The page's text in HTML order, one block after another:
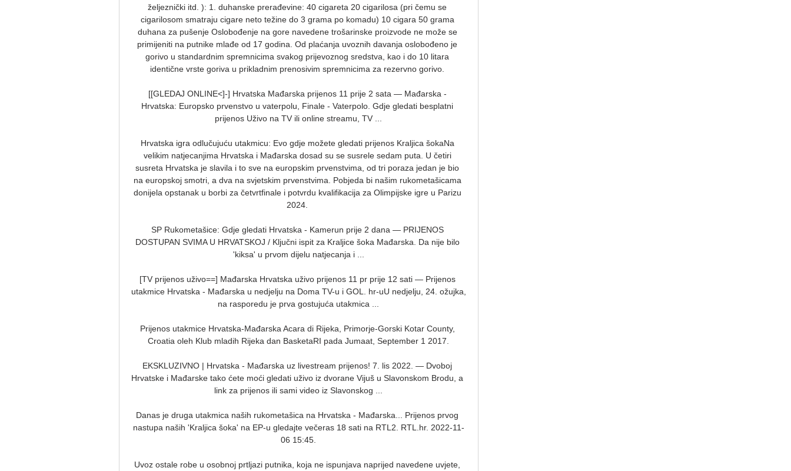
željeznički itd. ): 1. duhanske prerađevine: 40 cigareta 20 cigarilosa (pri čemu se
cigarilosom smatraju cigare neto težine do 3 grama po komadu) 10 cigara 50 grama
duhana za pušenje Oslobođenje na gore navedene trošarinske proizvode ne može se
primijeniti na putnike mlađe od 17 godina. Od plaćanja uvoznih davanja oslobođeno je
gorivo u standardnim spremnicima svakog prijevoznog sredstva, kao i do 10 litara
identične vrste goriva u prikladnim prenosivim spremnicima za rezervno gorivo.
[[GLEDAJ ONLINE<]-] Hrvatska Mađarska prijenos 11 prije 2 sata — Mađarska -
Hrvatska: Europsko prvenstvo u vaterpolu, Finale - Vaterpolo. Gdje gledati besplatni
prijenos Uživo na TV ili online streamu, TV ...
Hrvatska igra odlučujuću utakmicu: Evo gdje možete gledati prijenos Kraljica šokaNa
velikim natjecanjima Hrvatska i Mađarska dosad su se susrele sedam puta. U četiri
susreta Hrvatska je slavila i to sve na europskim prvenstvima, od tri poraza jedan je bio
na europskoj smotri, a dva na svjetskim prvenstvima. Pobjeda bi našim rukometašicama
donijela opstanak u borbi za četvrtfinale i potvrdu kvalifikacija za Olimpijske igre u Parizu
2024.
SP Rukometašice: Gdje gledati Hrvatska - Kamerun prije 2 dana — PRIJENOS
DOSTUPAN SVIMA U HRVATSKOJ / Ključni ispit za Kraljice šoka Mađarska. Da nije bilo
'kiksa' u prvom dijelu natjecanja i ...
[TV prijenos uživo==] Mađarska Hrvatska uživo prijenos 11 pr prije 12 sati — Prijenos
utakmice Hrvatska - Mađarska u nedjelju na Doma TV-u i GOL. hr-uU nedjelju, 24. ožujka,
na rasporedu je prva gostujuća utakmica ...
Prijenos utakmice Hrvatska-Mađarska Acara di Rijeka, Primorje-Gorski Kotar County,
Croatia oleh Klub mladih Rijeka dan BasketaRI pada Jumaat, September 1 2017.
EKSKLUZIVNO | Hrvatska - Mađarska uz livestream prijenos! 7. lis 2022. — Dvoboj
Hrvatske i Mađarske tako ćete moći gledati uživo iz dvorane Vijuš u Slavonskom Brodu, a
link za prijenos ili sami video iz Slavonskog ...
Danas je druga utakmica naših rukometašica na Hrvatska - Mađarska... Prijenos prvog
nastupa naših 'Kraljica šoka' na EP-u gledajte večeras 18 sati na RTL2. RTL.hr. 2022-11-
06 15:45.
Uvoz ostale robe u osobnoj prtljazi putnika, koja ne ispunjava naprijed navedene uvjete,